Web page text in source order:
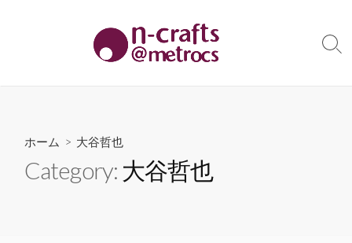
ツ
検
ホーム > 大谷哲也
Category: 大谷哲也